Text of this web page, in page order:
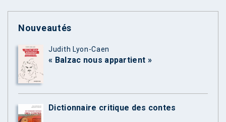
Nouveautés
Judith Lyon-Caen
« Balzac nous appartient »
Dictionnaire critique des contes